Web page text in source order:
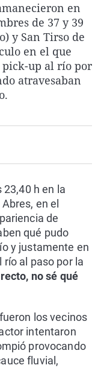
Radioestadio
Radioestadio noche
El colegio invisible
La rosa de los vientos
Gente viajera
Invisibles
Prohibido morirse
Esto no ha pasado
Caso
Retornados
Cataluña
Comunidad de Madrid
Comunitat Valenciana
Extremadura
Galicia
País Vasco
Ciencia y Tecnología
Gastronomía
Medio ambiente
Virales
Televisión
en
de 37 y 39
y San Tirso de
en el que
up al río por
atravesaban
23,40 h en la
en el
de
qué pudo
y justamente en
al paso por la
no sé qué
los vecinos
intentaron
provocando
fluvial,